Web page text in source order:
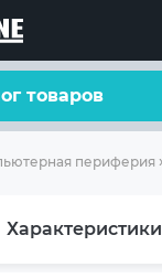
товаров
периферия
Характеристики